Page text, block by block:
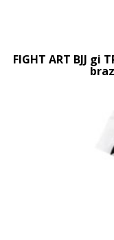
FIGHT ART BJJ